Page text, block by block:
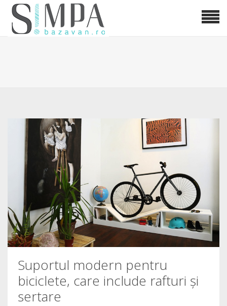
Suportul modern pentru
biciclete, care include rafturi și
sertare